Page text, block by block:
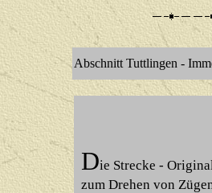
Abschnitt Tuttlingen -
Die Strecke -
zum Drehen von